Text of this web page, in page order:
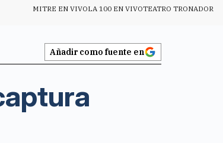
MITRE EN VIVOLA 100 EN VIVOTEATRO TRONADOR
Añadir como fuente en